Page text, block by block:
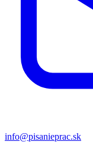
info@pisanieprac.sk